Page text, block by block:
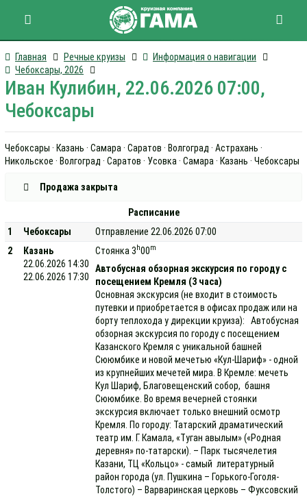
Главная Речные круизы
Информация о навигации
Чебоксары, 2026
Иван Кулибин, 22.06.2026 07:00,
Чебоксары
Чебоксары · Казань · Самара · Саратов · Волгоград · Астрахань ·
Никольское · Волгоград · Саратов · Усовка · Самара · Казань · Чебоксары
Продажа закрыта
Расписание
1
Чебоксары
Отправление 22.06.2026 07:00
2
Казань
22.06.2026 14:30
22.06.2026 17:30
Стоянка 3 h00m
Автобусная обзорная экскурсия по городу с
посещением Кремля (3 часа)
Основная экскурсия (не входит в стоимость
путевки и приобретается в офисах продаж или на
борту теплохода у дирекции круиза): Автобусная
обзорная экскурсия по городу с посещением
Казанского Кремля с уникальной башней
Сююмбике и новой мечетью «Кул-Шариф» - одной
из крупнейших мечетей мира. В Кремле: мечеть
Кул Шариф, Благовещенский собор, башня
Сююмбике. Во время вечерней стоянки
экскурсия включает только внешний осмотр
Кремля. По городу: Татарский драматический
театр им. Г. Камала, «Туган авылым» («Родная
деревня» по-татарски). – Парк тысячелетия
Казани, ТЦ «Кольцо» - самый литературный
район города (ул. Пушкина – Горького-Гоголя-
Толстого) – Варваринская церковь – Фуксовский